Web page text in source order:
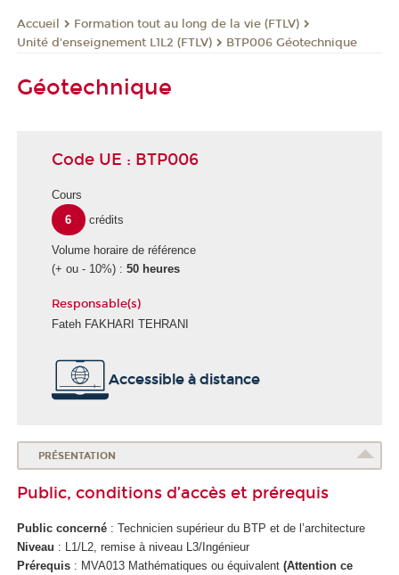
Accueil
Formation tout au long de la vie (FTLV)
Unité d'enseignement L1L2 (FTLV)
BTP006 Géotechnique
Géotechnique
Code UE : BTP006
Cours
6
crédits
Volume horaire de référence
(+ ou - 10%) : 50 heures
Responsable(s)
Fateh FAKHARI TEHRANI
Accessible à distance
PRÉSENTATION
Public, conditions d’accès et prérequis
Public concerné : Technicien supérieur du BTP et de l’architecture
Niveau : L1/L2, remise à niveau L3/Ingénieur
Prérequis : MVA013 Mathématiques ou équivalent (Attention ce